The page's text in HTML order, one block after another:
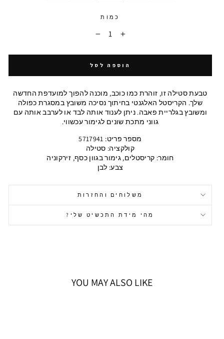
כמות
+
הוספה לסל
טבעת סטילה זו, זוהרת כמו כוכב, מוכנה להפוך למועדפת החדשה
שלך. הקריסטל האלגנטי בחיתוך נסיכה משובץ במסגרת כפולה
ומשובץ בגלריית פאבה. ניתן לענוד אותה לבד או לערבב אותה עם
גווני מתכת שונים לגימור עכשווי.
מספר פריט: 5717941
קולקציה: סטילה
חומר: קריסטלים, גימור בגוון כסף, זירקוניה
צבע: לבן
משלוחים והחזרות
מהי מידת התכשיט שלי?
YOU MAY ALSO LIKE